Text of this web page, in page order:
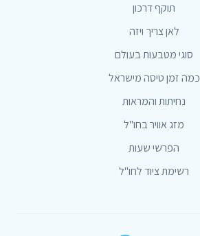
תוקף דרכון
לאן צריך ויזה
סוגי מטבעות בעולם
כמה זמן טיסה מישראל
נחיתות והמראות
מזג אוויר בחו"ל
הפרשי שעות
רשימת ציוד לחו"ל